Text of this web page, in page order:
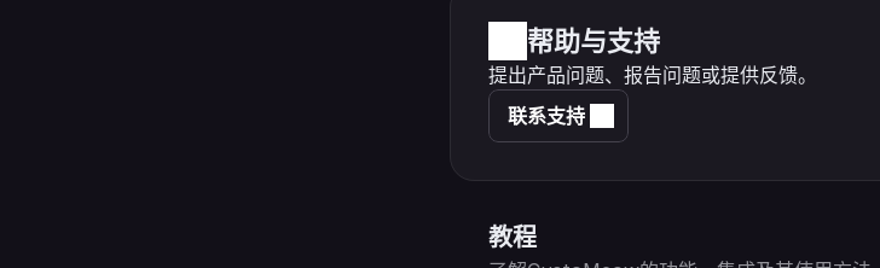
帮助与支持
提出产品问题、报告问题或提供反馈。
联系支持
教程